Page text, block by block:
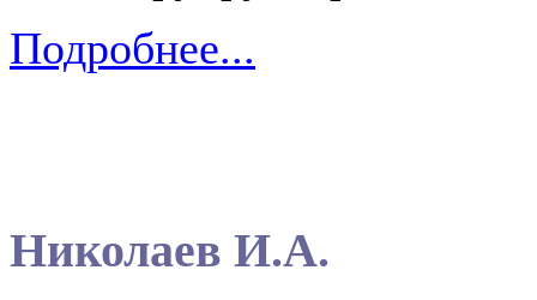
Подробнее...
Николаев И.А.